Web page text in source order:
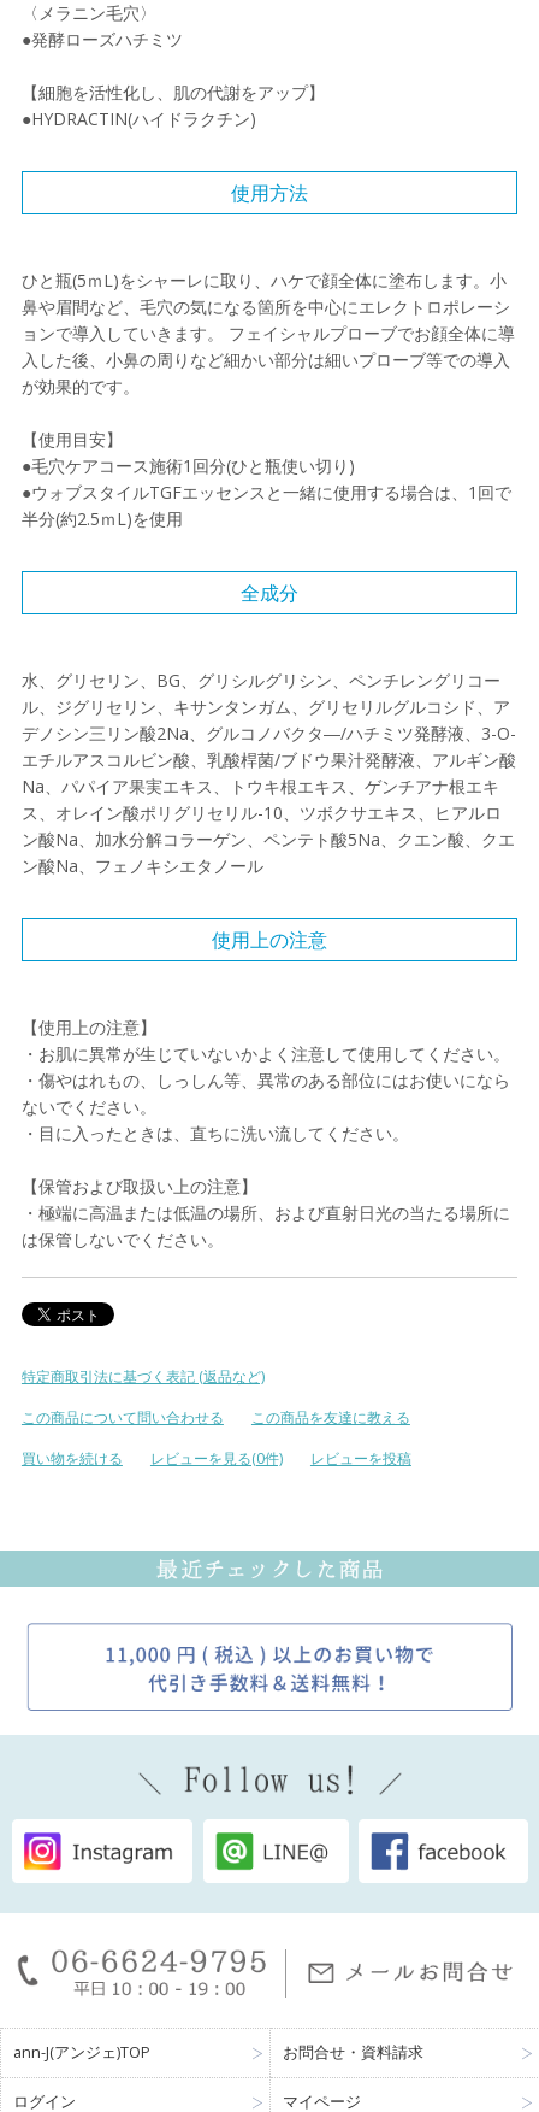
〈メラニン毛穴〉
●発酵ローズハチミツ
【細胞を活性化し、肌の代謝をアップ】
●HYDRACTIN(ハイドラクチン)
使用方法
ひと瓶(5ｍL)をシャーレに取り、ハケで顔全体に塗布します。小
鼻や眉間など、毛穴の気になる箇所を中心にエレクトロポレーシ
ョンで導入していきます。 フェイシャルプローブでお顔全体に導
入した後、小鼻の周りなど細かい部分は細いプローブ等での導入
が効果的です。
【使用目安】
●毛穴ケアコース施術1回分(ひと瓶使い切り)
●ウォブスタイルTGFエッセンスと一緒に使用する場合は、1回で
半分(約2.5ｍL)を使用
全成分
水、グリセリン、BG、グリシルグリシン、ペンチレングリコー
ル、ジグリセリン、キサンタンガム、グリセリルグルコシド、ア
デノシン三リン酸2Na、グルコノバクタ―/ハチミツ発酵液、3-O-
エチルアスコルビン酸、乳酸桿菌/ブドウ果汁発酵液、アルギン酸
Na、パパイア果実エキス、トウキ根エキス、ゲンチアナ根エキ
ス、オレイン酸ポリグリセリル-10、ツボクサエキス、ヒアルロ
ン酸Na、加水分解コラーゲン、ペンテト酸5Na、クエン酸、クエ
ン酸Na、フェノキシエタノール
使用上の注意
【使用上の注意】
・お肌に異常が生じていないかよく注意して使用してください。
・傷やはれもの、しっしん等、異常のある部位にはお使いになら
ないでください。
・目に入ったときは、直ちに洗い流してください。
【保管および取扱い上の注意】
・極端に高温または低温の場所、および直射日光の当たる場所に
は保管しないでください。
特定商取引法に基づく表記 (返品など)
この商品について問い合わせる
この商品を友達に教える
買い物を続ける
レビューを見る(0件) レビューを投稿
ann-J(アンジェ)TOP お問合せ・資料請求
ログイン マイページ